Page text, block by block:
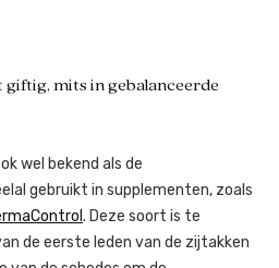
giftig, mits in gebalanceerde
wel bekend als de
gebruikt in supplementen, zoals
. Deze soort is te
de eerste leden van de zijtakken